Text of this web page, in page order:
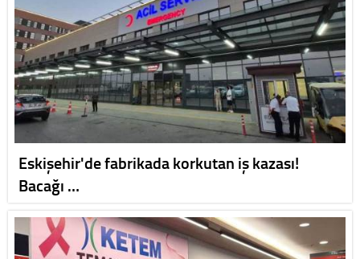
Eskişehir'de fabrikada korkutan iş kazası!
Bacağı …